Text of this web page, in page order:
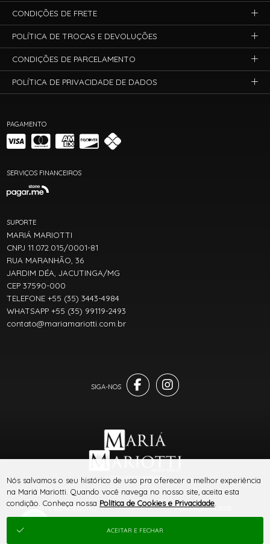
PAGAMENTO
SERVIÇOS FINANCEIROS
SITE 100% SEGURO PLATAFORMA B2B
SUPORTE
MARIÁ MARIOTTI
CNPJ 11.072.015/0001-81
RUA MARANHÃO, 36
JARDIM DÉA, JACUTINGA/MG
CEP 37590-000
TELEFONE +55 (35) 3443-4984
WHATSAPP +55 (35) 99119-2493
contato@mariamariotti.com.br
CONDIÇÕES DE FRETE
POLÍTICA DE TROCAS E DEVOLUÇÕES
CONDIÇÕES DE PARCELAMENTO
POLÍTICA DE PRIVACIDADE DE DADOS
® TODOS DIREITOS RESERVADOS
Nós salvamos o seu histórico de uso pra oferecer a melhor experiência
na Mariá Mariotti. Quando você navega no nosso site, aceita esta
condição. Conheça nossa Política de Cookies e Privacidade
ACEITAR E FECHAR